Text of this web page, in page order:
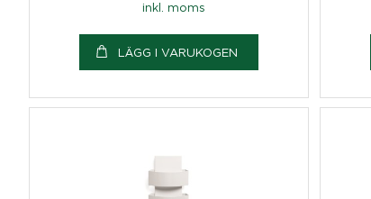
inkl. moms
LÄGG I VARUKOGEN